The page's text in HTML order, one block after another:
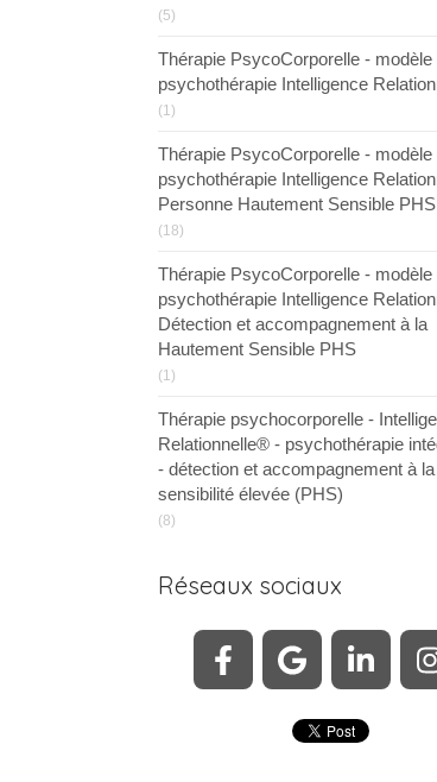
(5)
Thérapie PsycoCorporelle - modèle
psychothérapie Intelligence
(1)
Thérapie PsycoCorporelle - modèle
psychothérapie Intelligence
Personne Hautement Sensible PHS
(18)
Thérapie PsycoCorporelle - modèle
psychothérapie Intelligence
Détection et accompagnement à la
Hautement Sensible PHS
(1)
Thérapie psychocorporelle -
Relationnelle® - psychothérapie
- détection et accompagnement à la
sensibilité élevée (PHS)
(8)
Réseaux sociaux